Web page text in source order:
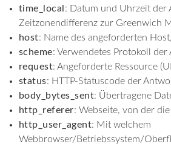
time_local : Datum und Uhrzeit der
Zeitzonendifferenz zur Greenwich
host: Name des angeforderten Host,
scheme: Verwendetes Protokoll der
request: Angeforderte Ressource
status: HTTP-Statuscode der
body_bytes_sent: Übertragene
http_referer: Webseite, von der
http_user_agent: Mit welchem
Webbrowser/Betriebssystem/